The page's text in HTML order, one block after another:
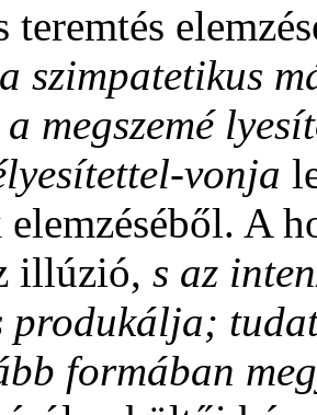
teremtés
szimpatetikus
a megszemé­
vonja
A
illúzió, s az
produkálja;
formában